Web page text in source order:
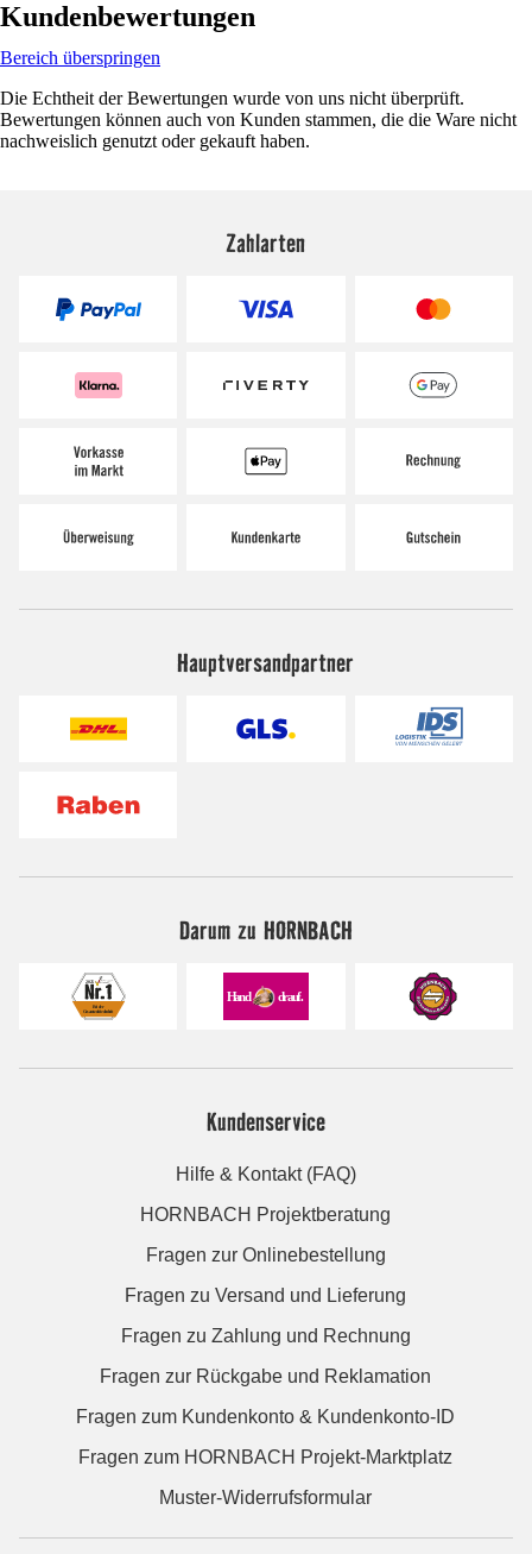
Kundenbewertungen
Bereich überspringen
Die Echtheit der Bewertungen wurde von uns nicht überprüft.
Bewertungen können auch von Kunden stammen, die die Ware nicht
nachweislich genutzt oder gekauft haben.
Zahlarten
Hauptversandpartner
Darum zu HORNBACH
Kundenservice
Hilfe & Kontakt (FAQ)
HORNBACH Projektberatung
Fragen zur Onlinebestellung
Fragen zu Versand und Lieferung
Fragen zu Zahlung und Rechnung
Fragen zur Rückgabe und Reklamation
Fragen zum Kundenkonto & Kundenkonto-ID
Fragen zum HORNBACH Projekt-Marktplatz
Muster-Widerrufsformular